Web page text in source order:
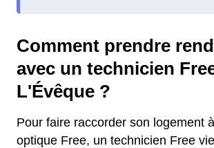
Comment prendre
avec un technicien
L'Évêque ?
Pour faire raccorder son logement
optique Free, un technicien Free